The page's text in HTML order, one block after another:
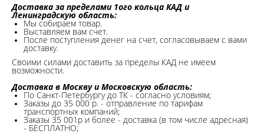
Доставка за пределами 1ого кольца КАД и
Ленинградскую область:
Мы собираем товар.
Выставляем вам счет.
После поступления денег на счет, согласовываем с вами
доставку.
Своими силами доставить за пределы КАД не имеем
возможности.​
Доставка в Москву и Московскую область:
По Санкт-Петербургу до ТК - согласно условиям;
Заказы до 35 000 р. - отправление по тарифам
транспортных компаний;
Заказы 35 001р и более - доставка (в том числе адресная)
- БЕСПЛАТНО;